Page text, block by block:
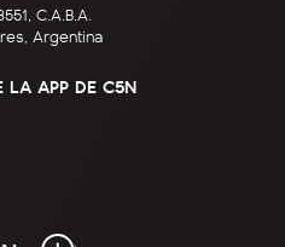
C.A.B.A.
Argentina
LA APP DE C5N